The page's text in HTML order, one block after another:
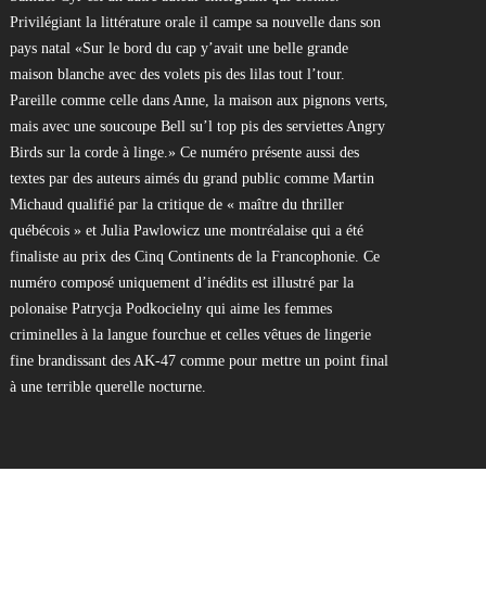
Privilégiant la littérature orale il campe sa nouvelle dans son
pays natal «Sur le bord du cap y’avait une belle grande
maison blanche avec des volets pis des lilas tout l’tour.
Pareille comme celle dans Anne, la maison aux pignons verts,
mais avec une soucoupe Bell su’l top pis des serviettes Angry
Birds sur la corde à linge.» Ce numéro présente aussi des
textes par des auteurs aimés du grand public comme Martin
Michaud qualifié par la critique de « maître du thriller
québécois » et Julia Pawlowicz une montréalaise qui a été
finaliste au prix des Cinq Continents de la Francophonie. Ce
numéro composé uniquement d’inédits est illustré par la
polonaise Patrycja Podkocielny qui aime les femmes
criminelles à la langue fourchue et celles vêtues de lingerie
fine brandissant des AK-47 comme pour mettre un point final
à une terrible querelle nocturne.